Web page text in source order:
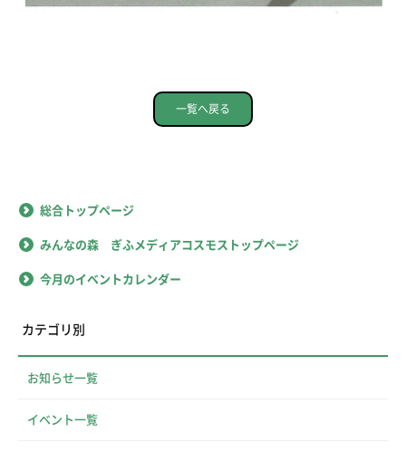
一覧へ戻る
総合トップページ
みんなの森 ぎふメディアコスモストップページ
今月のイベントカレンダー
カテゴリ別
お知らせ一覧
イベント一覧